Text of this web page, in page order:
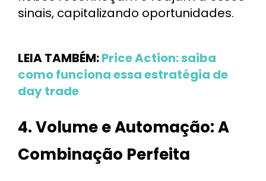
sinais, capitalizando oportunidades.
LEIA TAMBÉM:Price Action: saiba
como funciona essa estratégia de
day trade
4. Volume e Automação: A
Combinação Perfeita